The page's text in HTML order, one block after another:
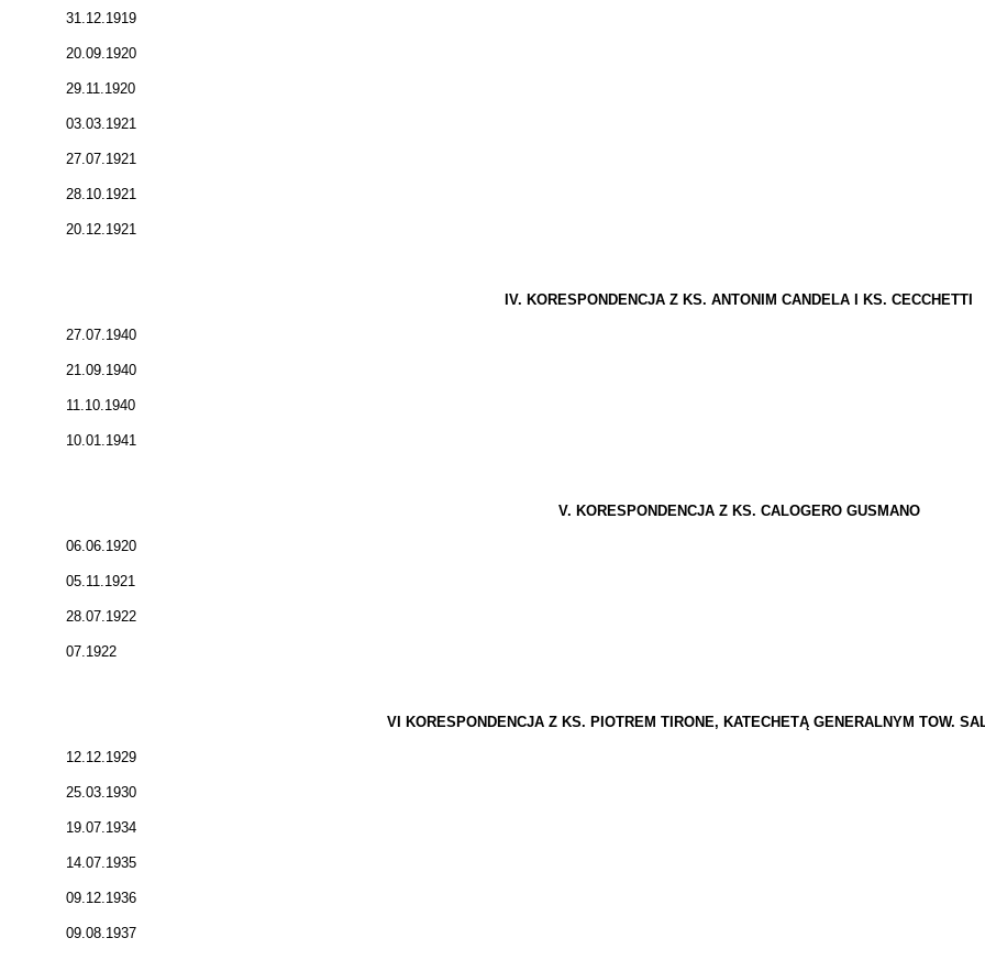
31.12.1919
20.09.1920
29.11.1920
03.03.1921
27.07.1921
28.10.1921
20.12.1921
IV. KORESPONDENCJA Z KS. ANTONIM CANDELA I KS. CECCHETTI
27.07.1940
21.09.1940
11.10.1940
10.01.1941
V. KORESPONDENCJA Z KS. CALOGERO GUSMANO
06.06.1920
05.11.1921
28.07.1922
07.1922
VI KORESPONDENCJA Z KS. PIOTREM TIRONE, KATECHETĄ GENERALNYM TOW.
12.12.1929
25.03.1930
19.07.1934
14.07.1935
09.12.1936
09.08.1937